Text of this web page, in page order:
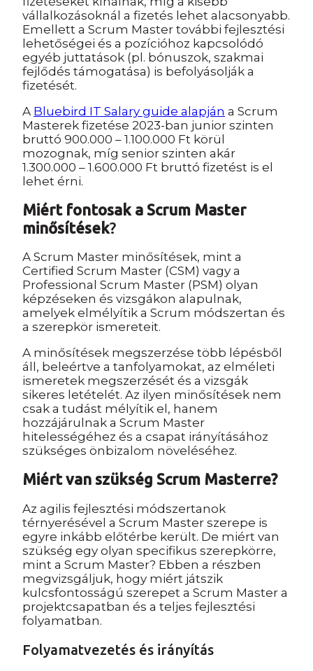
vállalkozásoknál a fizetés lehet alacsonyabb.
Emellett a Scrum Master további fejlesztési
lehetőségei és a pozícióhoz kapcsolódó
egyéb juttatások (pl. bónuszok, szakmai
fejlődés támogatása) is befolyásolják a
fizetését.
A Bluebird IT Salary guide alapján a Scrum
Masterek fizetése 2023-ban junior szinten
bruttó 900.000 – 1.100.000 Ft körül
mozognak, míg senior szinten akár
1.300.000 – 1.600.000 Ft bruttó fizetést is el
lehet érni.
Miért fontosak a Scrum Master
minősítések?
A Scrum Master minősítések, mint a
Certified Scrum Master (CSM) vagy a
Professional Scrum Master (PSM) olyan
képzéseken és vizsgákon alapulnak,
amelyek elmélyítik a Scrum módszertan és
a szerepkör ismereteit.
A minősítések megszerzése több lépésből
áll, beleértve a tanfolyamokat, az elméleti
ismeretek megszerzését és a vizsgák
sikeres letételét. Az ilyen minősítések nem
csak a tudást mélyítik el, hanem
hozzájárulnak a Scrum Master
hitelességéhez és a csapat irányításához
szükséges önbizalom növeléséhez.
Miért van szükség Scrum Masterre?
Az agilis fejlesztési módszertanok
térnyerésével a Scrum Master szerepe is
egyre inkább előtérbe került. De miért van
szükség egy olyan specifikus szerepkörre,
mint a Scrum Master? Ebben a részben
megvizsgáljuk, hogy miért játszik
kulcsfontosságú szerepet a Scrum Master a
projektcsapatban és a teljes fejlesztési
folyamatban.
Folyamatvezetés és irányítás